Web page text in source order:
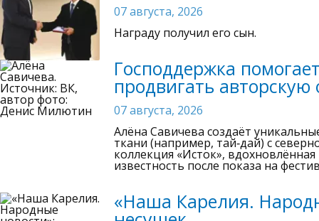
07 августа, 2026
Награду получил его сын.
Господдержка
продвигать
07 августа, 2026
Алёна Савичева создаёт
ткани (например, тай‑дай) с
коллекция «Исток»,
известность после показа на
«Наша Карелия.